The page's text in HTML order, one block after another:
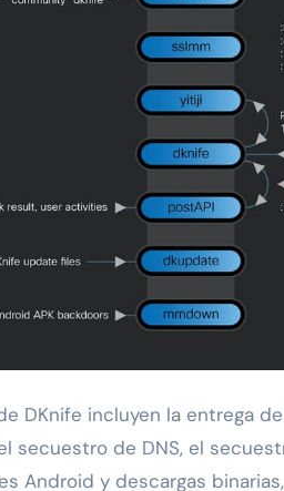
DKnife incluyen la entrega
secuestro de DNS, el
Android y descargas